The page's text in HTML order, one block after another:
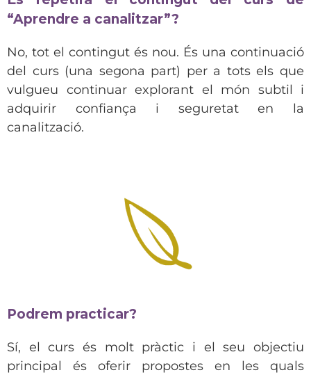
“Aprendre a canalitzar”?
No, tot el contingut és nou. És una continuació
del curs (una segona part) per a tots els que
vulgueu continuar explorant el món subtil i
adquirir confiança i seguretat en la
canalització.
Podrem practicar?
Sí, el curs és molt pràctic i el seu objectiu
principal és oferir propostes en les quals